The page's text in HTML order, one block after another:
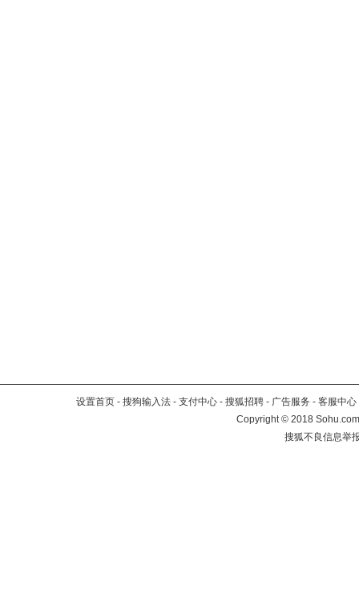
设置首页 - 搜狗输入法 - 支付中心 - 搜狐招聘 - 广告服务 - 客服中心
Copyright©2018
搜狐不良信息举